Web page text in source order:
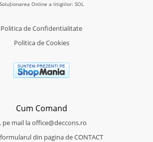
Soluționarea Online a litigiilor: SOL
Politica de Confidentialitate
Politica de Cookies
Cum Comand
pe mail la office@deccons.ro
din pagina de CONTACT